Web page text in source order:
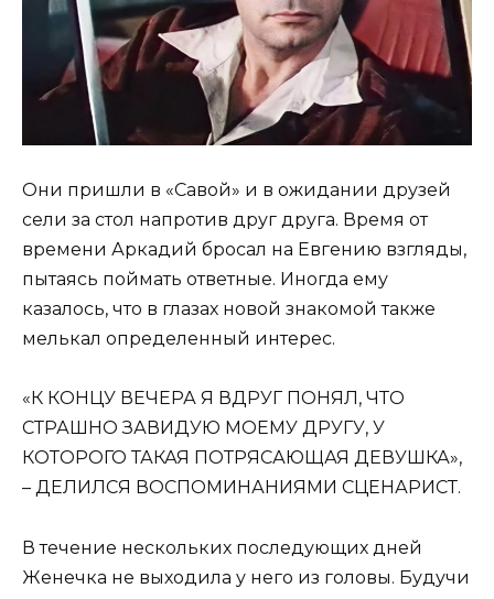
Они пришли в «Савой» и в ожидании друзей
сели за стол напротив друг друга. Время от
времени Аркадий бросал на Евгению взгляды,
пытаясь поймать ответные. Иногда ему
казалось, что в глазах новой знакомой также
мелькал определенный интерес.
«К КОНЦУ ВЕЧЕРА Я ВДРУГ ПОНЯЛ, ЧТО
СТРАШНО ЗАВИДУЮ МОЕМУ ДРУГУ, У
КОТОРОГО ТАКАЯ ПОТРЯСАЮЩАЯ ДЕВУШКА»,
– ДЕЛИЛСЯ ВОСПОМИНАНИЯМИ СЦЕНАРИСТ.
В течение нескольких последующих дней
Женечка не выходила у него из головы. Будучи